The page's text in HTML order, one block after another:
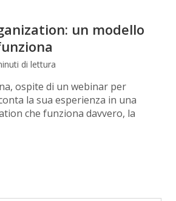
un modello
di lettura
ospite di un webinar per
la sua esperienza in una
che funziona davvero, la